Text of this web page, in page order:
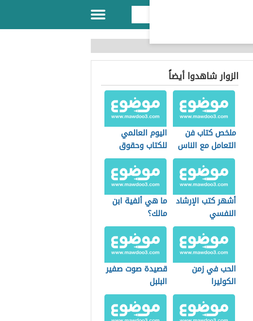
الزوار شاهدوا أيضاً
ملخص كتاب فن
التعامل مع الناس
اليوم العالمي
للكتاب وحقوق
المؤلف
أشهر كتب الإرشاد
النفسي
ما هي ألفية ابن
مالك؟
الحب في زمن
الكوليرا
قصيدة صوت صفير
البلبل